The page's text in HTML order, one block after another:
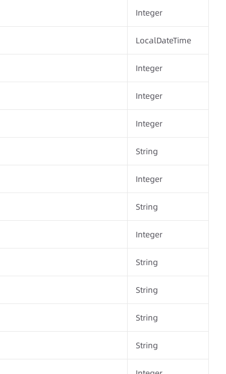
Integer
LocalDateTime
Integer
Integer
Integer
String
Integer
String
Integer
String
String
String
String